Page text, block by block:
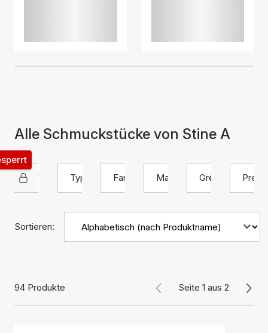
Alle Schmuckstücke von Stine A
STINE A Jewelry
Typ
Farbe Material Größe Preis
Sortieren:
94 Produkte Seite 1 aus 2